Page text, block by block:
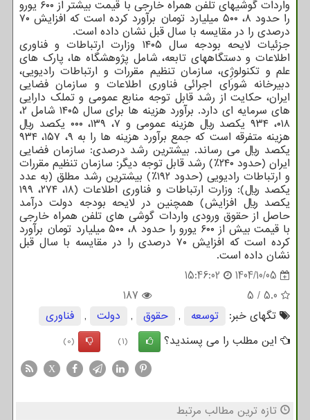
واردات گوشیهای تلفن همراه خارجی با قیمت بیشتر از ۶۰۰ یورو
را حدود ۸، ۵۰۰ میلیارد تومان برآورد کرده است که افزایش ۷۰
درصدی را در مقایسه با سال قبل نشان داده است.
جزئیات لایحه بودجه سال ۱۴۰۵ وزارت ارتباطات و فناوری
اطلاعات و دستگاههای تابعه، شامل پژوهشگاه ها، پارک های
علم و تکنولوژِی، سازمان تنظیم مقررات و ارتباطات رادیویی،
دبیرخانه شورای اجرائی فناوری اطلاعات و سازمان فضایی
ایران، حکایت از رشد قابل توجه منابع عمومی و تملک دارایی
های سرمایه ای دارد. برآورد هزینه ها برای سال ۱۴۰۵ شامل ۲،
۰۱۸، ۹۳۴ یکصد ریال هزینه عمومی و ۷، ۱۳۹، ۰۰۰ یکصد ریال
هزینه متفرقه است که جمع برآورد هزینه ها را به ۹، ۱۵۷، ۹۳۴
یکصد ریال می رساند. بیشترین رشد درصدی: سازمان فضایی
ایران (حدود ۲۴۰٪) رشد قابل توجه دیگر: سازمان تنظیم مقررات
و ارتباطات رادیویی (حدود ۱۹۲٪) بیشترین رشد مطلق (به عدد
یکصد ریال): وزارت ارتباطات و فناوری اطلاعات (۱۸، ۲۷۴، ۱۹۹
یکصد ریال افزایش) همچنین در لایحه بودجه دولت درآمد
حاصل از حقوق ورودی واردات گوشی های تلفن همراه خارجی
با قیمت بیش از ۶۰۰ یورو را حدود ۸، ۵۰۰ میلیارد تومان برآورد
کرده است که افزایش ۷۰ درصدی را در مقایسه با سال قبل
نشان داده است.
1404/10/05
15:46:02
5.0
/
5
187
تگهای خبر:
توسعه , حقوق , دولت ,
فناوری
این مطلب را می پسندید؟
(1)
(0)
X
تازه ترین مطالب مرتبط